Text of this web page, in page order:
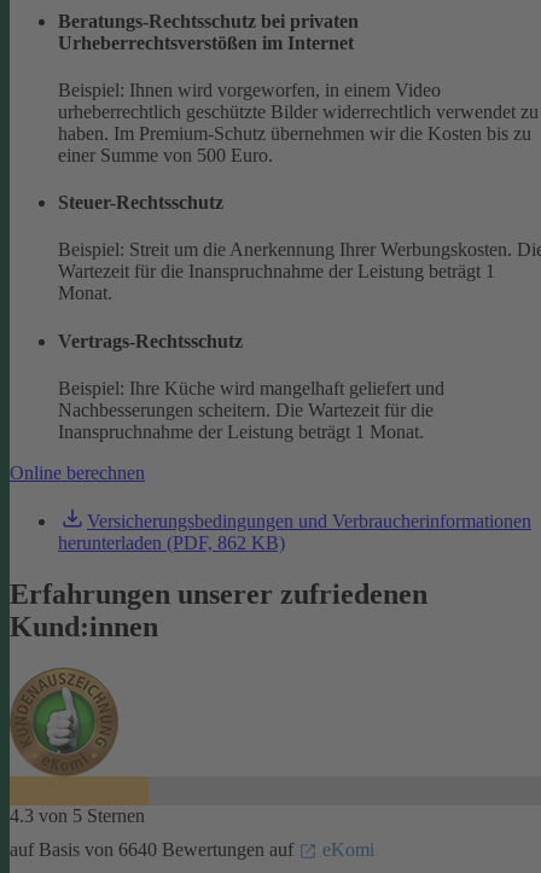
Beratungs-Rechtsschutz bei privaten
Urheberrechtsverstößen im Internet
Beispiel: Ihnen wird vorgeworfen, in einem Video
urheberrechtlich geschützte Bilder widerrechtlich verwendet zu
haben. Im Premium-Schutz übernehmen wir die Kosten bis zu
einer Summe von 500 Euro.
Steuer-Rechtsschutz
Beispiel: Streit um die Anerkennung Ihrer Werbungskosten.
Wartezeit für die Inanspruchnahme der Leistung beträgt 1
Monat.
Vertrags-Rechtsschutz
Beispiel: Ihre Küche wird mangelhaft geliefert und
Nachbesserungen scheitern. Die Wartezeit für die
Inanspruchnahme der Leistung beträgt 1 Monat.
Online berechnen
Versicherungsbedingungen und Verbraucherinformationen
herunterladen (PDF, 862 KB)
Erfahrungen unserer zufriedenen
Kund:innen
4.3 von 5 Sternen
auf Basis von 6640 Bewertungen auf
eKomi